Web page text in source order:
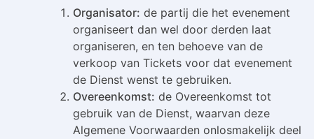
Organisator: de partij die het evenement
organiseert dan wel door derden laat
organiseren, en ten behoeve van de
verkoop van Tickets voor dat evenement
de Dienst wenst te gebruiken.
Overeenkomst: de Overeenkomst tot
gebruik van de Dienst, waarvan deze
Algemene Voorwaarden onlosmakelijk deel